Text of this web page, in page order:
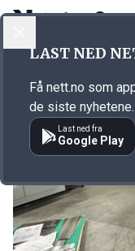
Emne:
LAST NED
Få nett.no som
de siste nyhetene.
Last ned fra
Google Play